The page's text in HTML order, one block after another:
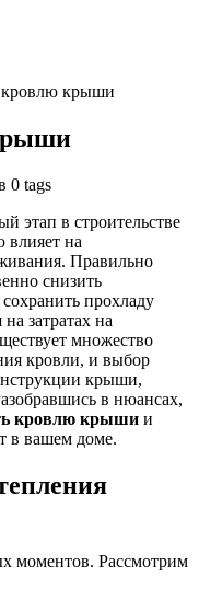
кровлю крыши
0 tags
этап в строительстве
влияет на
Правильно
снизить
прохладу
затратах на
множество
кровли, и выбор
крыши,
в нюансах,
кровлю крыши и
в вашем доме.
моментов. Рассмотрим